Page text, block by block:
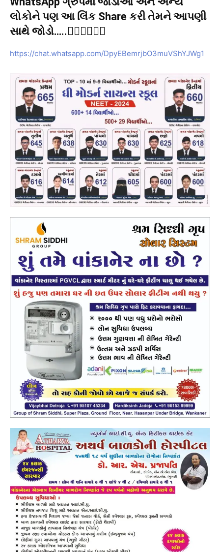
લોકોને પણ આ લિંક Share કરી તેમને આપણી
સાથે જોડો…..👇🏻👇🏻👇🏻
https://chat.whatsapp.com/DpyEBemrjbO3muVShYJWg1